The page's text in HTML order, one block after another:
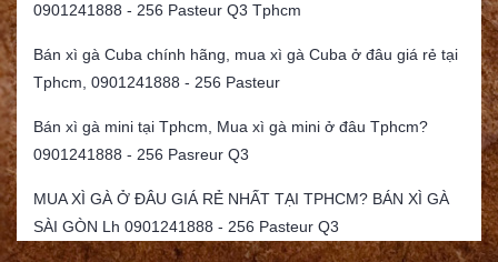
0901241888 - 256 Pasteur Q3 Tphcm
Bán xì gà Cuba chính hãng, mua xì gà Cuba ở đâu giá rẻ tại
Tphcm, 0901241888 - 256 Pasteur
Bán xì gà mini tại Tphcm, Mua xì gà mini ở đâu Tphcm?
0901241888 - 256 Pasreur Q3
MUA XÌ GÀ Ở ĐÂU GIÁ RẺ NHẤT TẠI TPHCM? BÁN XÌ GÀ
SÀI GÒN Lh 0901241888 - 256 Pasteur Q3